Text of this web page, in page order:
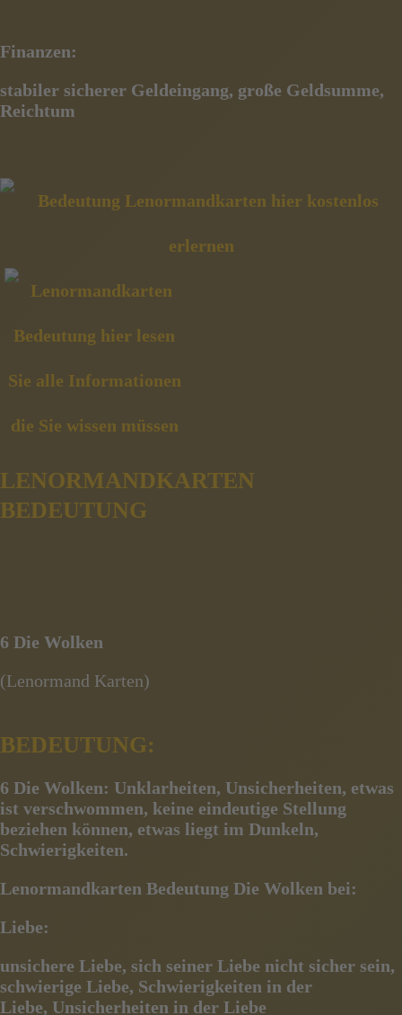
Finanzen:
stabiler sicherer Geldeingang, große Geldsumme,
Reichtum
LENORMANDKARTEN
BEDEUTUNG
6 Die Wolken
(Lenormand Karten)
BEDEUTUNG:
6 Die Wolken: Unklarheiten, Unsicherheiten, etwas
ist verschwommen, keine eindeutige Stellung
beziehen können, etwas liegt im Dunkeln,
Schwierigkeiten.
Lenormandkarten Bedeutung Die Wolken bei:
Liebe:
unsichere Liebe, sich seiner Liebe nicht sicher sein,
schwierige Liebe, Schwierigkeiten in der
Liebe, Unsicherheiten in der Liebe